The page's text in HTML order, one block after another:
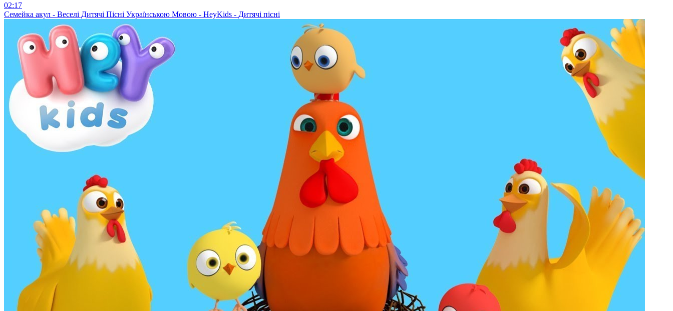
02:17
Семейка акул - Веселі Дитячі Пісні Українською Мовою - HeyKids - Дитячі пісні